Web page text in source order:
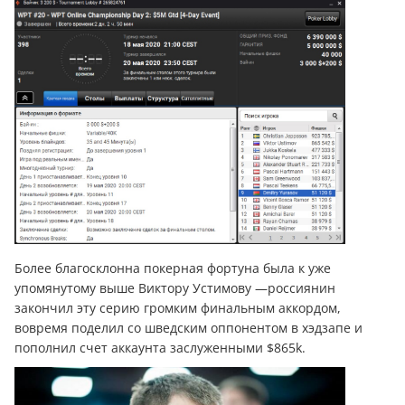
Более благосклонна покерная фортуна была к уже
упомянутому выше Виктору Устимову —россиянин
закончил эту серию громким финальным аккордом,
вовремя поделил со шведским оппонентом в хэдзапе и
пополнил счет аккаунта заслуженными $865k.